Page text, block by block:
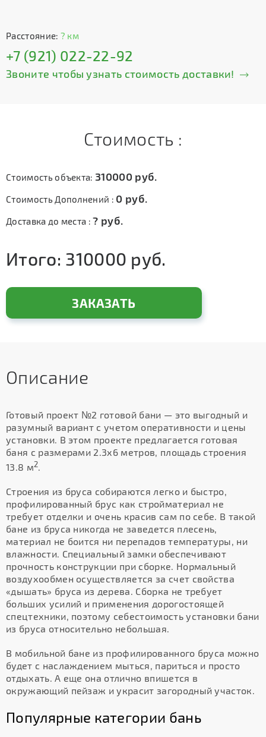
Расстояние: ? км
+7 (921) 022-22-92
Звоните чтобы узнать стоимость доставки!
Стоимость :
Стоимость объекта: 310000 руб.
Стоимость Дополнений : 0 руб.
Доставка до места :? руб.
Итого: 310000 руб.
ЗАКАЗАТЬ
Описание
Готовый проект №2 готовой бани — это выгодный и
разумный вариант с учетом оперативности и цены
установки. В этом проекте предлагается готовая
баня с размерами 2.3х6 метров, площадь строения
13.8 м2.
Строения из бруса собираются легко и быстро,
профилированный брус как стройматериал не
требует отделки и очень красив сам по себе. В такой
бане из бруса никогда не заведется плесень,
материал не боится ни перепадов температуры, ни
влажности. Специальный замки обеспечивают
прочность конструкции при сборке. Нормальный
воздухообмен осуществляется за счет свойства
«дышать» бруса из дерева. Сборка не требует
больших усилий и применения дорогостоящей
спецтехники, поэтому себестоимость установки бани
из бруса относительно небольшая.
В мобильной бане из профилированного бруса можно
будет с наслаждением мыться, париться и просто
отдыхать. А еще она отлично впишется в
окружающий пейзаж и украсит загородный участок.
Популярные категории бань